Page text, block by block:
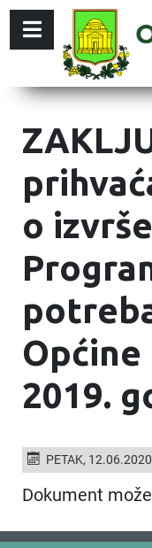
o
Općine
2019.
PETAK,
Dokument